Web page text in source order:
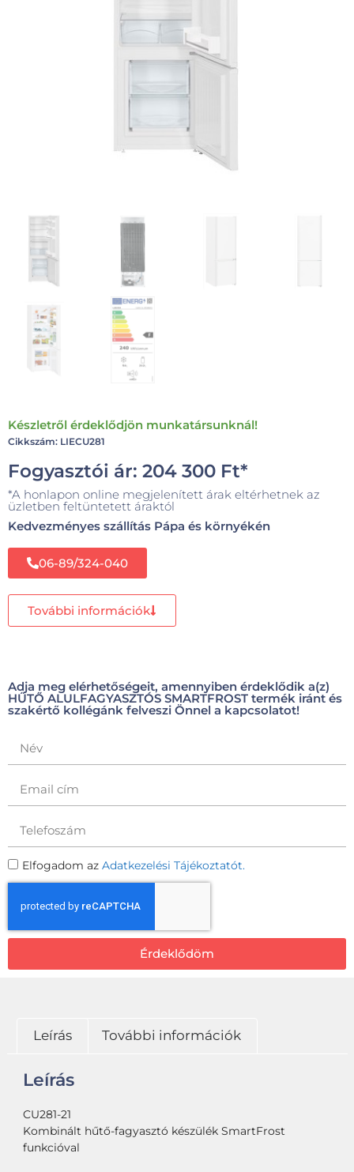
Készletről érdeklődjön munkatársunknál!
Cikkszám: LIECU281
Fogyasztói ár: 204 300 Ft*
*A honlapon online megjelenített árak eltérhetnek az
üzletben feltüntetett áraktól
Kedvezményes szállítás Pápa és környékén
06-89/324-040
További információk
Adja meg elérhetőségeit, amennyiben érdeklődik a(z)
HŰTŐ ALULFAGYASZTÓS SMARTFROST termék iránt és
szakértő kollégánk felveszi Önnel a kapcsolatot!
Elfogadom az Adatkezelési Tájékoztatót.
Érdeklődöm
Leírás További információk
Leírás
CU281-21
Kombinált hűtő-fagyasztó készülék SmartFrost
funkcióval